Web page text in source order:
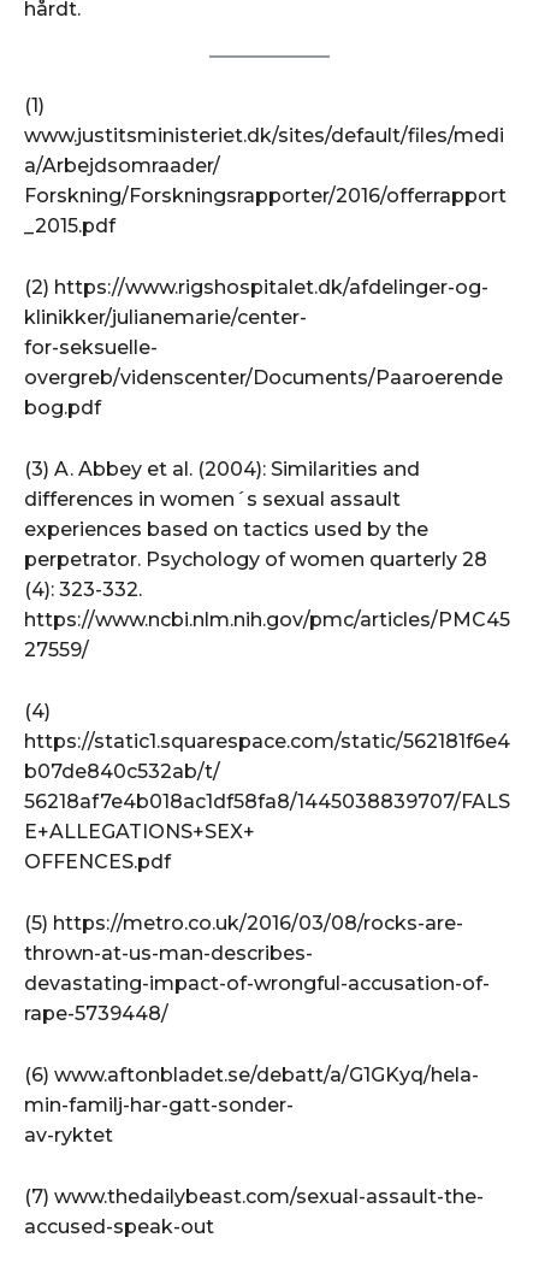
hårdt.
(1)
www.justitsministeriet.dk/sites/default/files/medi
a/Arbejdsomraader/
Forskning/Forskningsrapporter/2016/offerrapport
_2015.pdf
(2) https://www.rigshospitalet.dk/afdelinger-og-
klinikker/julianemarie/center-
for-seksuelle-
overgreb/videnscenter/Documents/Paaroerende
bog.pdf
(3) A. Abbey et al. (2004): Similarities and
differences in women´s sexual assault
experiences based on tactics used by the
perpetrator. Psychology of women quarterly 28
(4): 323-332.
https://www.ncbi.nlm.nih.gov/pmc/articles/PMC45
27559/
(4)
https://static1.squarespace.com/static/562181f6e4
b07de840c532ab/t/
56218af7e4b018ac1df58fa8/1445038839707/FALS
E+ALLEGATIONS+SEX+
OFFENCES.pdf
(5) https://metro.co.uk/2016/03/08/rocks-are-
thrown-at-us-man-describes-
devastating-impact-of-wrongful-accusation-of-
rape-5739448/
(6) www.aftonbladet.se/debatt/a/G1GKyq/hela-
min-familj-har-gatt-sonder-
av-ryktet
(7) www.thedailybeast.com/sexual-assault-the-
accused-speak-out